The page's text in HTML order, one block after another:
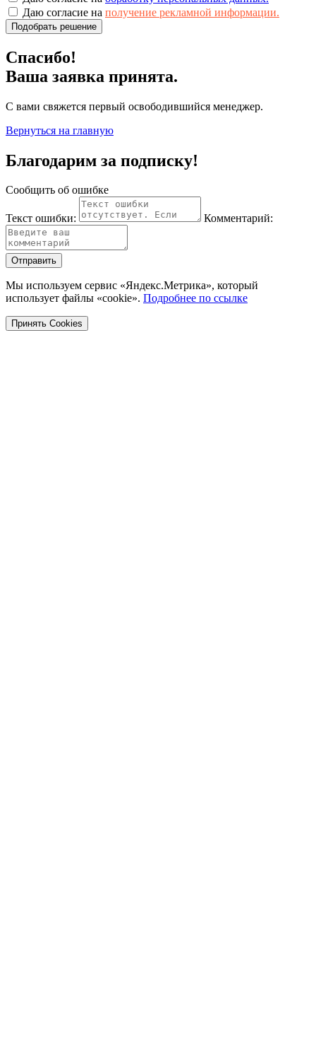
Даю согласие на получение рекламной информации.
Подобрать решение
Спасибо!
Ваша заявка принята.
С вами свяжется первый освободившийся менеджер.
Вернуться на главную
Благодарим за подписку!
Сообщить об ошибке
Текст ошибки: Комментарий:
Отправить
Мы используем сервис «Яндекс.Метрика», который
использует файлы «cookie». Подробнее по ссылке
Принять Cookies